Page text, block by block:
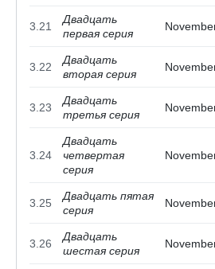
3.21
Двадцать
первая серия
3.22
Двадцать
вторая серия
3.23
Двадцать
третья серия
3.24
Двадцать
четвертая
серия
3.25
Двадцать пятая
серия
3.26
Двадцать
шестая серия